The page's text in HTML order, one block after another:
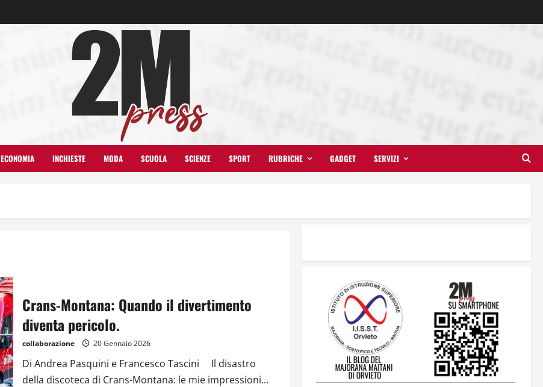
ECONOMIA INCHIESTE MODA SCUOLA SCIENZE SPORT RUBRICHE GADGET SERVIZI
Crans-Montana: Quando il divertimento
diventa pericolo.
collaborazione 20 Gennaio 2026
Di Andrea Pasquini e Francesco Tascini Il disastro
della discoteca di Crans-Montana: le mie impressioni...
2
3
Orientarsi significa Scegliere.
Ogni gesto lascia un impronta
13 Giugno 2026